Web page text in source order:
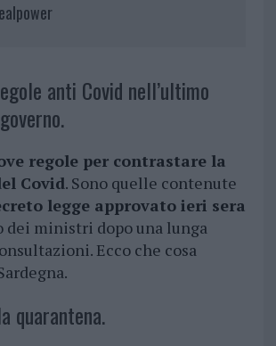
anti Covid nell’ultimo
regole per contrastare la
Covid. Sono quelle contenute
legge approvato ieri sera
dei ministri dopo una lunga
Ecco che cosa
quarantena.